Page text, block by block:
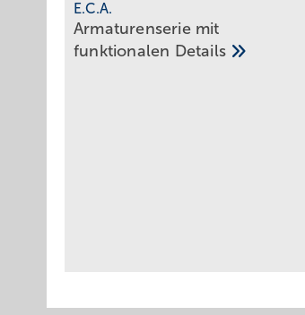
E.C.A.
Armaturenserie mit
funktionalen Details